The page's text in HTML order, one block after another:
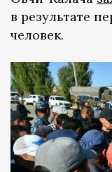
в результате
человек.